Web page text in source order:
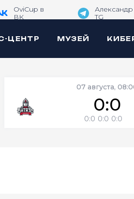
OviCup в
ВК
TG
ЦЕНТР МУЗЕЙ
07 августа,
0:0
0:0 0:0 0:0